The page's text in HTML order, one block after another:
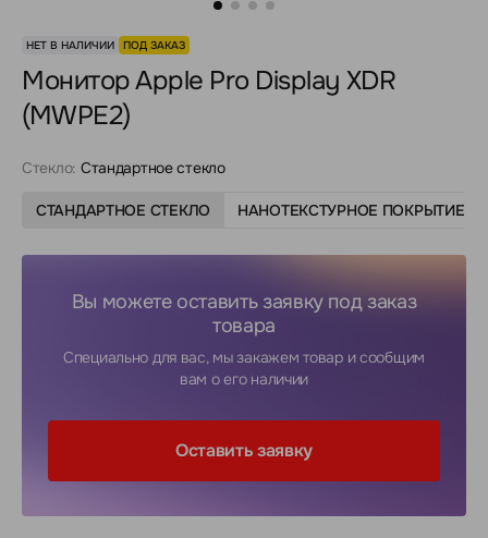
НЕТ В НАЛИЧИИ ПОД ЗАКАЗ
Монитор Apple Pro Display XDR
(MWPE2)
Стекло: Стандартное стекло
СТАНДАРТНОЕ СТЕКЛО НАНОТЕКСТУРНОЕ ПОКРЫТИЕ
Вы можете оставить заявку под заказ
товара
Специально для вас, мы закажем товар и сообщим
вам о его наличии
Оставить заявку